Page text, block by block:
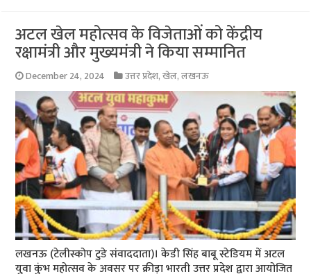
अटल खेल महोत्सव के विजेताओं को केंद्रीय
रक्षामंत्री और मुख्यमंत्री ने किया सम्मानित
December 24, 2024 उत्तर प्रदेश,खेल,लखनऊ
लखनऊ (टेलीस्कोप टुडे संवाददाता)। केडी सिंह बाबू स्टेडियम में अटल
युवा कुंभ महोत्सव के अवसर पर क्रीड़ा भारती उत्तर प्रदेश द्वारा आयोजित